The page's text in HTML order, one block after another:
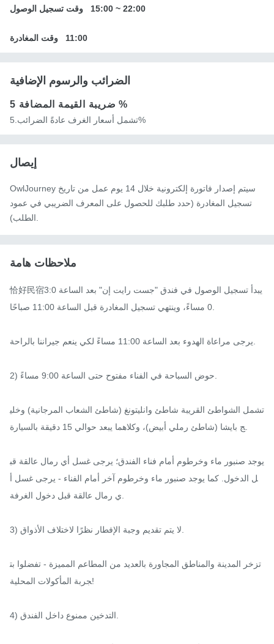
وقت تسجيل الوصول 15:00 ~ 22:00
وقت المغادرة 11:00
الضرائب والرسوم الإضافية
ضريبة القيمة المضافة 5 %
تشمل أسعار الغرف عادةً الضرائب.5%
إيصال
OwlJourney سيتم إصدار فاتورة إلكترونية خلال 14 يوم عمل من تاريخ
تسجيل المغادرة (حدد طلبك للحصول على المعرف الضريبي في عمود
ملاحظات هامة
恰好民宿يبدأ تسجيل الوصول في فندق "جست رايت إن" بعد الساعة 3:0
0 مساءً، وينتهي تسجيل المغادرة قبل الساعة 11:00 صباحًا.
يرجى مراعاة الهدوء بعد الساعة 11:00 مساءً لكي ينعم جيراننا بالراحة.
2) حوض السباحة في الفناء مفتوح حتى الساعة 9:00 مساءً.
تشمل الشواطئ القريبة شاطئ وانليتونغ (شاطئ الشعاب المرجانية) وخلي
ج بايشا (شاطئ رملي أبيض)، وكلاهما يبعد حوالي 15 دقيقة بالسيارة.
يوجد صنبور ماء وخرطوم أمام فناء الفندق؛ يرجى غسل أي رمال عالقة قب
ل الدخول. كما يوجد صنبور ماء وخرطوم آخر أمام الفناء - يرجى غسل أ
ي رمال عالقة قبل دخول الغرفة.
3) لا يتم تقديم وجبة الإفطار نظرًا لاختلاف الأذواق.
تزخر المدينة والمناطق المجاورة بالعديد من المطاعم المميزة - تفضلوا بت
جربة المأكولات المحلية!
4) التدخين ممنوع داخل الفندق.